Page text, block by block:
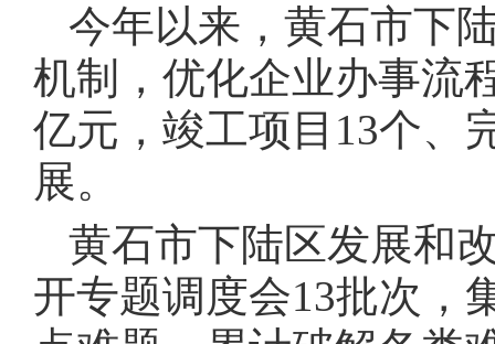
今年以来，黄石市下
机制，优化企业办事流
亿元，竣工项目13个、
展。
黄石市下陆区发展和
开专题调度会13批次，